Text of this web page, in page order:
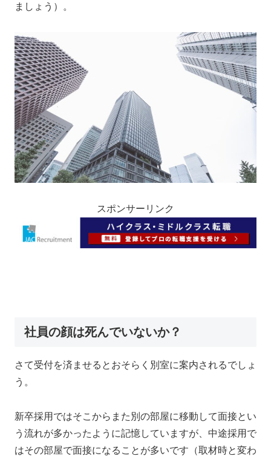
ましょう）。
スポンサーリンク
社員の顔は死んでいないか？
さて受付を済ませるとおそらく別室に案内されるでしょ
う。
新卒採用ではそこからまた別の部屋に移動して面接とい
う流れが多かったように記憶していますが、中途採用で
はその部屋で面接になることが多いです（取材時と変わ